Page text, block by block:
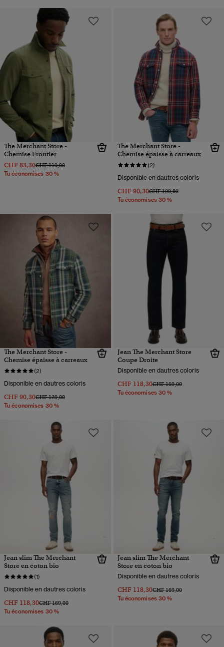
The Merchant Store -
Chemise Frontier
CHF 83,30Prix réduit de
CHF 119,00à
Tu économises 30 %
The Merchant Store -
Chemise épaisse à carreaux
(2)
Disponible en dautres coloris
CHF 90,30Prix réduit de
CHF 129,00à
Tu économises 30 %
The Merchant Store -
Chemise épaisse à carreaux
(2)
Disponible en dautres coloris
CHF 90,30Prix réduit de
CHF 129,00à
Tu économises 30 %
Jean The Merchant Store
Coupe Droite
Disponible en dautres coloris
CHF 118,30Prix réduit de
CHF 169,00à
Tu économises 30 %
Jean slim The Merchant
Store en coton bio
(1)
Disponible en dautres coloris
CHF 118,30Prix réduit de
CHF 169,00à
Tu économises 30 %
Jean slim The Merchant
Store en coton bio
Disponible en dautres coloris
CHF 118,30Prix réduit de
CHF 169,00à
Tu économises 30 %